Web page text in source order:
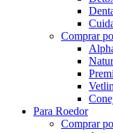
Comprar
Para Roedor
Comprar